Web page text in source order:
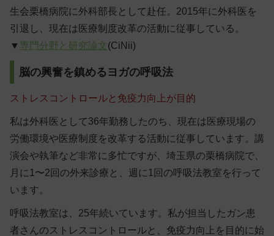
生会栗橋病院に外科部長として赴任。2015年に外科医を
引退し、現在は医療制度改革の活動に従事している。
▼ 専門分野と研究論文(CiNii)
脳の興奮を鎮めるヨガの呼吸法
ストレスコントロールと免疫力向上が目的
私は外科医として36年勤務したのち、現在は医療現場の
労働環境や医療制度を改革する活動に従事しています。講
演会や執筆など非常に多忙ですが、埼玉県の栗橋病院で、
月に1〜2回の外来診療と、週に1回の呼吸法教室を行って
います。
呼吸法教室は、25年続いています。私が担当したガン患
者さんのストレスコントロールと、免疫力向上を目的に始